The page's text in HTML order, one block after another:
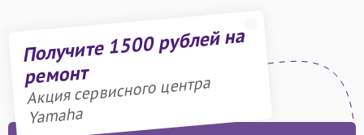
Получите 1500 рублей на
ремонт
Акция сервисного центра
Yamaha